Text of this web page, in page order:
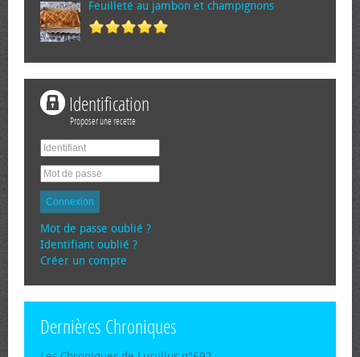
Feuilleté au jambon et champignons
Identification
Proposer une recette
Connexion
Mot de passe oublié ?
Identifiant oublié ?
Créer un compte
Dernières Chroniques